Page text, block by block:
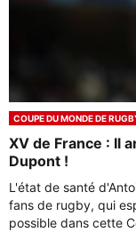
COUPE DU MONDE DE
XV de France : Il
Dupont !
L'état de santé
fans de rugby, qui
possible dans cette